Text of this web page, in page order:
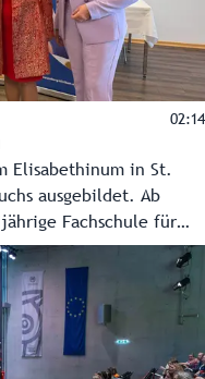
02:14
Elisabethinum in St.
ausgebildet. Ab
Fachschule für
In Kooperation mit
(KSA) sollen so
Pflegeassistenz in der
werden.